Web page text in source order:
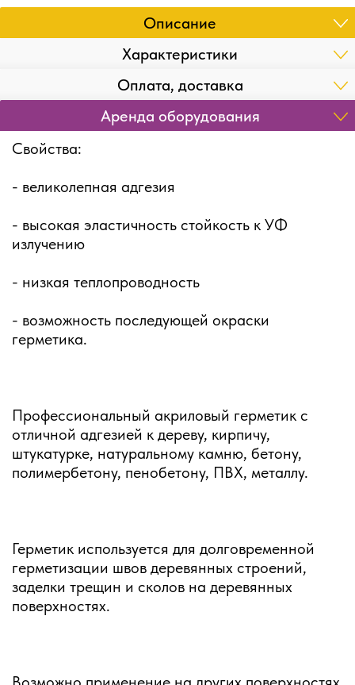
Описание
Характеристики
Оплата, доставка
Аренда оборудования
Свойства:
- великолепная адгезия
- высокая эластичность стойкость к УФ
излучению
- низкая теплопроводность
- возможность последующей окраски
герметика.
Профессиональный акриловый герметик с
отличной адгезией к дереву, кирпичу,
штукатурке, натуральному камню, бетону,
полимербетону, пенобетону, ПВХ, металлу.
Герметик используется для долговременной
герметизации швов деревянных строений,
заделки трещин и сколов на деревянных
поверхностях.